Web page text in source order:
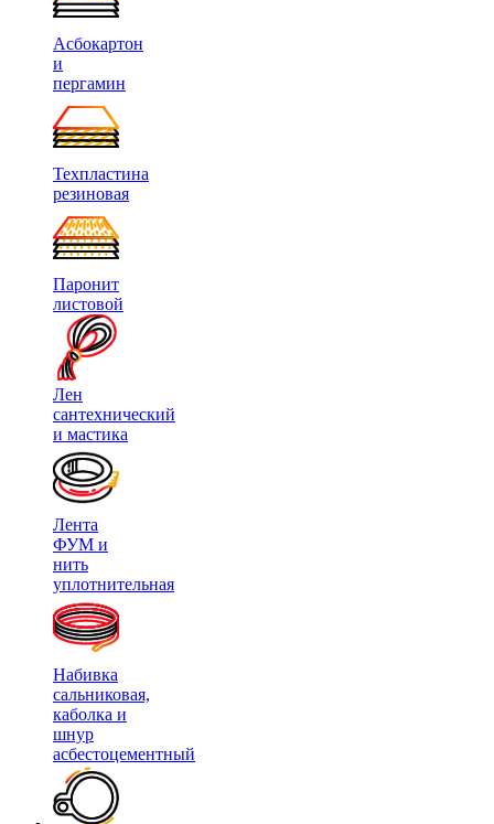
Асбокартон
и
пергамин
Техпластина
резиновая
Паронит
листовой
Лен
сантехнический
и мастика
Лента
ФУМ и
нить
уплотнительная
Набивка
сальниковая,
каболка и
шнур
асбестоцементный